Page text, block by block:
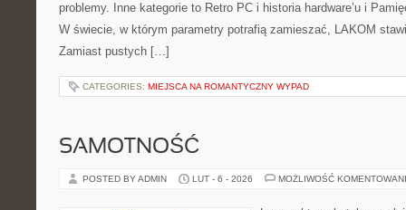
problemy. Inne kategorie to Retro PC i historia hardware’u i
W świecie, w którym parametry potrafią zamieszać, LAKOM
Zamiast pustych […]
CATEGORIES: MIEJSCA NA ROMANTYCZNY WYPAD
SAMOTNOŚĆ
POSTED BY ADMIN LUT - 6 - 2026 MOŻLIWOŚĆ